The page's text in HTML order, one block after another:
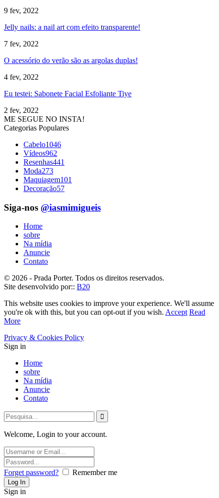
9 fev, 2022
Jelly nails: a nail art com efeito transparente!
7 fev, 2022
O acessório do verão são as argolas duplas!
4 fev, 2022
Eu testei: Sabonete Facial Esfoliante Tiye
2 fev, 2022
ME SEGUE NO INSTA!
Categorias Populares
Cabelo1046
Vídeos962
Resenhas441
Moda273
Maquiagem101
Decoração57
Siga-nos @iasmimigueis
Home
sobre
Na mídia
Anuncie
Contato
© 2026 - Prada Porter. Todos os direitos reservados.
Site desenvolvido por:: B20
This website uses cookies to improve your experience. We'll assume
you're ok with this, but you can opt-out if you wish. Accept Read
More
Privacy & Cookies Policy
Sign in
Home
sobre
Na mídia
Anuncie
Contato
Welcome, Login to your account.
Forget password? Remember me
Sign in